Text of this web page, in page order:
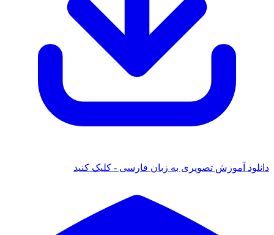
دانلود آموزش تصویری به زبان فارسی - کلیک کنید